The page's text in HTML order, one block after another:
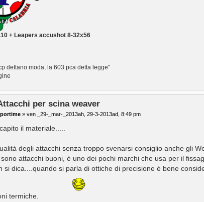
+ Leapers accushot 8-32x56
dettano moda, la 603 pca detta legge"
per scina weaver
» ven _29-_mar-_2013ah, 29-3-2013ad, 8:49 pm
il materiale.....
degli attacchi senza troppo svenarsi consiglio anche gli
attacchi buoni, è uno dei pochi marchi che usa per il
si dica....quando si parla di ottiche di precisione è bene
termiche.